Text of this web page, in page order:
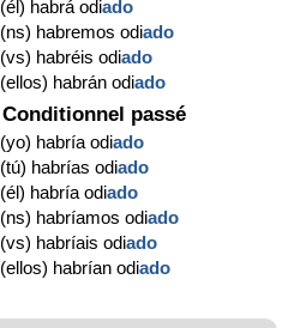
(él) habrá odiado
(ns) habremos odiado
(vs) habréis odiado
(ellos) habrán odiado
Conditionnel passé
(yo) habría odiado
(tú) habrías odiado
(él) habría odiado
(ns) habríamos odiado
(vs) habríais odiado
(ellos) habrían odiado